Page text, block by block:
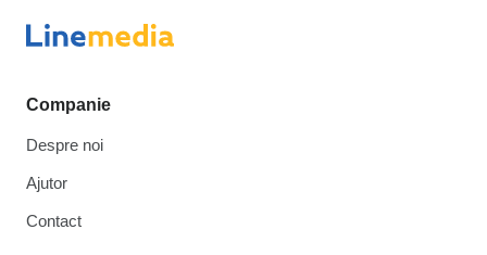
Companie
Despre noi
Ajutor
Contact